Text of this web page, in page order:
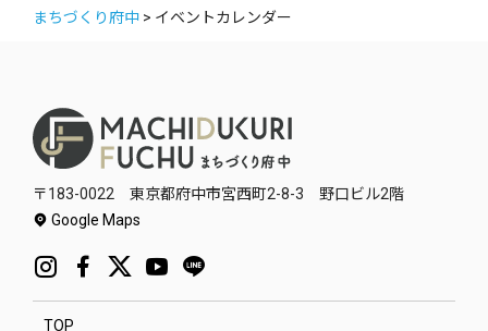
まちづくり府中 > イベントカレンダー
〒183-0022 東京都府中市宮西町2-8-3 野口ビル2階
Google Maps
TOP